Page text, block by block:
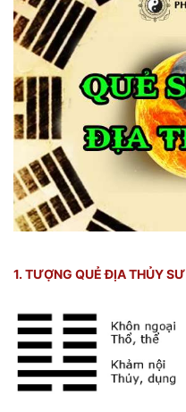
1. TƯỢNG QUẺ ĐỊA THỦY SƯ